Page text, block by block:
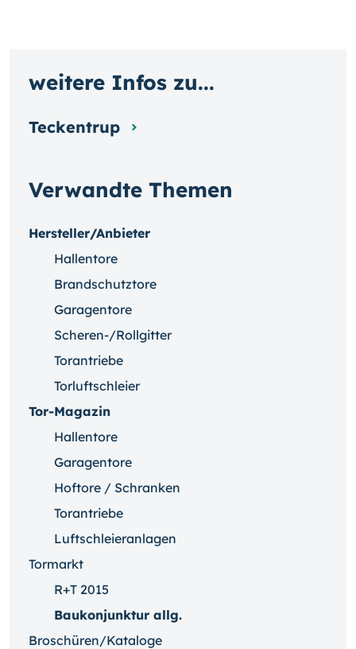
Verwandte Themen
Hersteller/Anbieter
Hallentore
Brandschutztore
Garagentore
Scheren-/Rollgitter
Torantriebe
Torluftschleier
Tor-Magazin
Hallentore
Garagentore
Hoftore / Schranken
Torantriebe
Luftschleieranlagen
Tormarkt
R+T 2015
Baukonjunktur allg.
Broschüren/Kataloge
weitere Infos zu...
Teckentrup